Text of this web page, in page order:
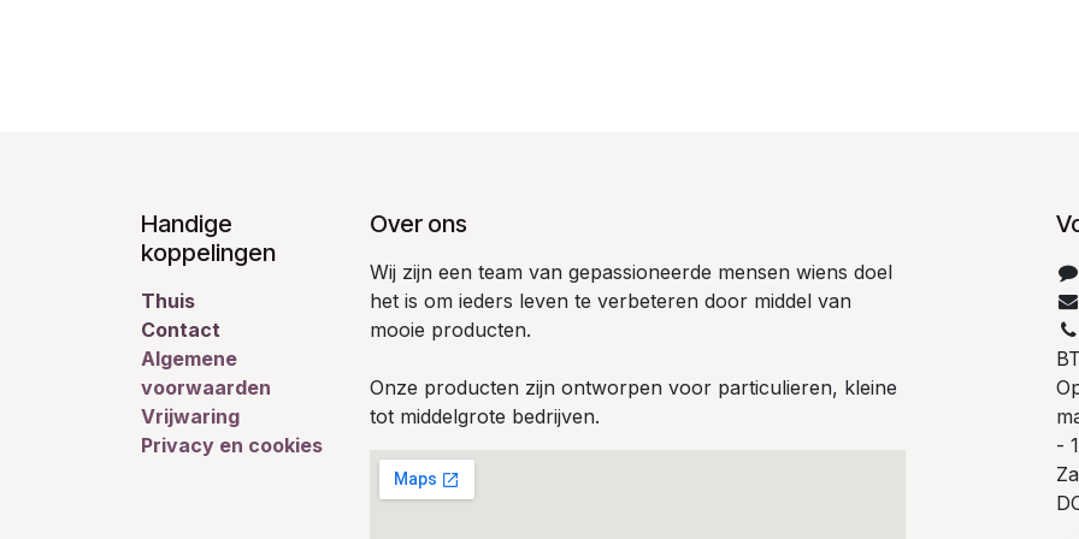
Handige
koppelingen
Thuis
Contact
Algemene
voorwaarden
Vrijwaring
Privacy en cookies
Over ons
Wij zijn een team van gepassioneerde mensen wiens doel
het is om ieders leven te verbeteren door middel van
mooie producten.
Onze producten zijn ontworpen voor particulieren, kleine
tot middelgrote bedrijven.
-